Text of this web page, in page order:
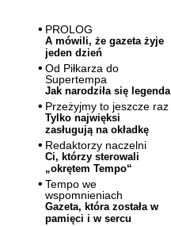
PROLOG
A mówili, że gazeta żyje
jeden dzień
Od Piłkarza do
Supertempa
Jak narodziła się legenda
Przeżyjmy to jeszcze raz
Tylko najwięksi
zasługują na okładkę
Redaktorzy naczelni
Ci, którzy sterowali
„okrętem Tempo“
Tempo we
wspomnieniach
Gazeta, która została w
pamięci i w sercu